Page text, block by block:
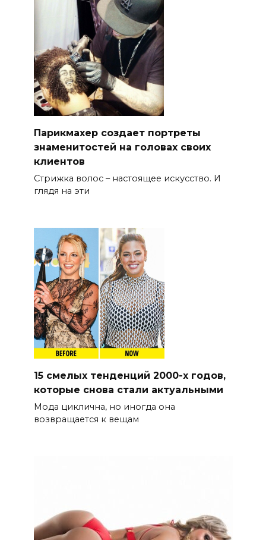
Парикмахер создает портреты
знаменитостей на головах своих
клиентов
Стрижка волос – настоящее искусство. И
глядя на эти
15 смелых тенденций 2000-х годов,
которые снова стали актуальными
Мода циклична, но иногда она
возвращается к вещам